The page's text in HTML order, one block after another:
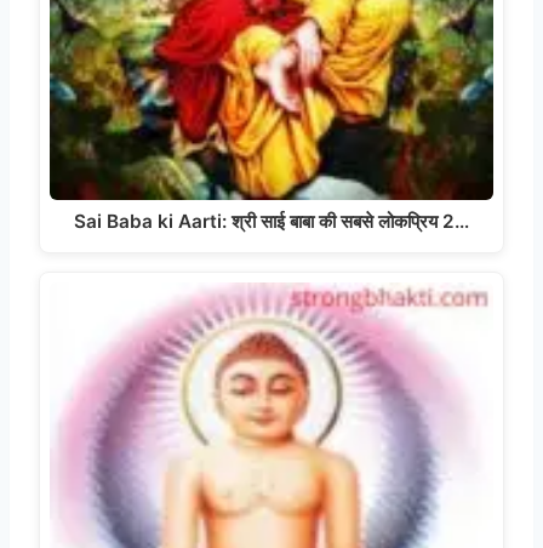
Sai Baba ki Aarti: श्री साई बाबा की सबसे लोकप्रिय 2…